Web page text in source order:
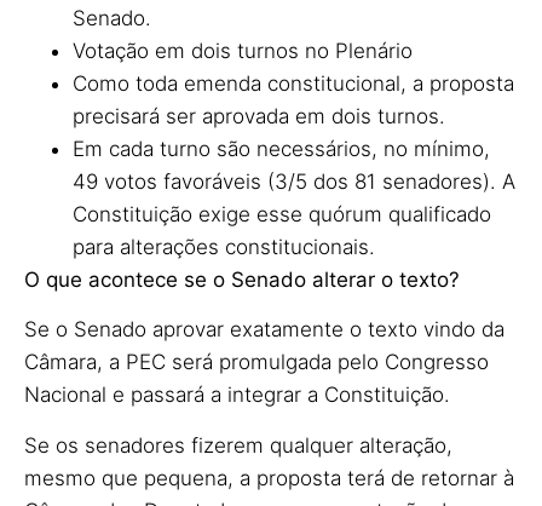
Senado.
Votação em dois turnos no Plenário
Como toda emenda constitucional, a proposta
precisará ser aprovada em dois turnos.
Em cada turno são necessários, no mínimo,
49 votos favoráveis (3/5 dos 81 senadores). A
Constituição exige esse quórum qualificado
para alterações constitucionais.
O que acontece se o Senado alterar o texto?
Se o Senado aprovar exatamente o texto vindo da
Câmara, a PEC será promulgada pelo Congresso
Nacional e passará a integrar a Constituição.
Se os senadores fizerem qualquer alteração,
mesmo que pequena, a proposta terá de retornar à